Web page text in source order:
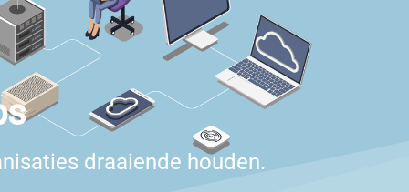
draaiende houden.